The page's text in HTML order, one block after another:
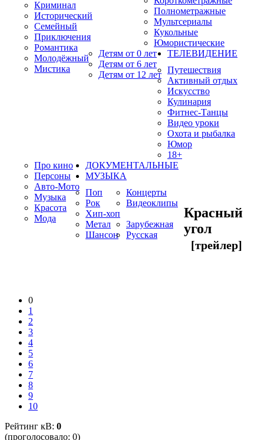
Криминал
Исторический
Семейный
Приключения
Романтика
Молодёжный
Мистика
Полнометражные
Мультсериалы
Кукольные
Юмористические
Детям от 0 лет
Детям от 6 лет
Детям от 12 лет
ТЕЛЕВИДЕНИЕ
Путешествия
Активный отдых
Искусство
Кулинария
Фитнес-Танцы
Видео уроки
Охота и рыбалка
Юмор
18+
Про кино
Персоны
Авто-Мото
Музыка
Красота
Мода
ДОКУМЕНТАЛЬНЫЕ
МУЗЫКА
Поп
Рок
Хип-хоп
Метал
Шансон
Концерты
Видеоклипы
Зарубежная
Русская
Красный
угол
[трейлер]
0
1
2
3
4
5
6
7
8
9
10
Рейтинг кВ: 0
(проголосовало: 0)